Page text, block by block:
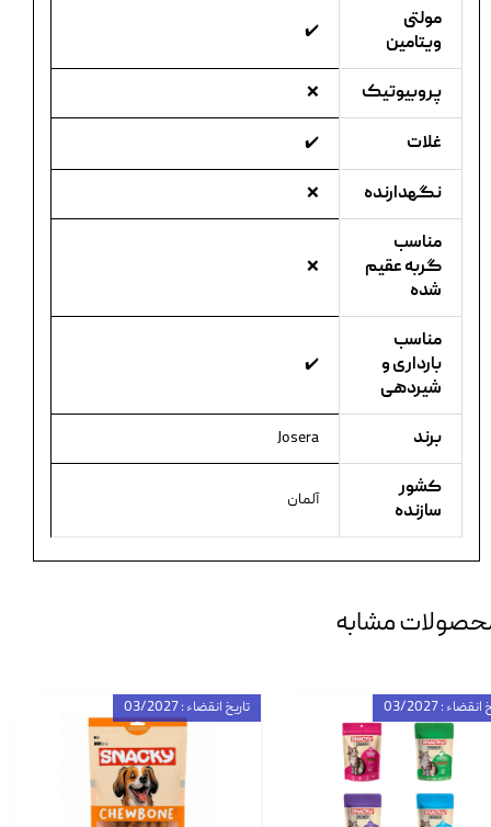
مولتی
ویتامین
✔️
پروبیوتیک ❌
غلات ✔️
نگهدارنده ❌
مناسب
گربه عقیم
شده
❌
مناسب
بارداری و
شیردهی
✔️
برند Josera
کشور
سازنده
آلمان
مشابه
تاریخ انقضاء : 03/2027 : 03/2027